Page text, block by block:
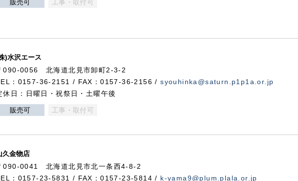
販売可 工事・取付可
)水沢エース
090-0056 北海道北見市卸町2-3-2
：0157-36-2151 / FAX：0157-36-2156 /syouhinka@saturn.p1p1a.or.jp
休日：日曜日・祝祭日・土曜午後
販売可 工事・取付可
久金物店
090-0041 北海道北見市北一条西4-8-2
：0157-23-5831 / FAX：0157-23-5814 / k-yama9@plum.plala.or.jp